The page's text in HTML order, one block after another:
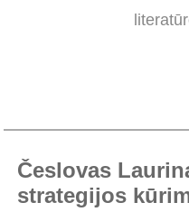
Česlovas
strategijos